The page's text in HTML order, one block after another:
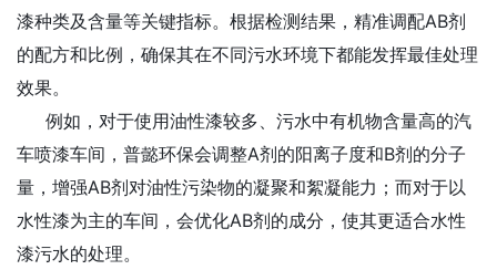
漆种类及含量等关键指标。根据检测结果，精准调配AB剂
的配方和比例，确保其在不同污水环境下都能发挥最佳处理
效果。
例如，对于使用油性漆较多、污水中有机物含量高的汽
车喷漆车间，普懿环保会调整A剂的阳离子度和B剂的分子
量，增强AB剂对油性污染物的凝聚和絮凝能力；而对于以
水性漆为主的车间，会优化AB剂的成分，使其更适合水性
漆污水的处理。